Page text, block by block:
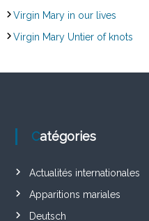
Virgin Mary in our lives
Virgin Mary Untier of knots
Catégories
Actualités internationales
Apparitions mariales
Deutsch